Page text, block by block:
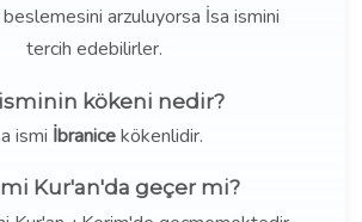
arzuluyorsa İsa ismini
tercih edebilirler.
isminin kökeni nedir?
ismi İbranicekökenlidir.
Kur'an'da geçer mi?